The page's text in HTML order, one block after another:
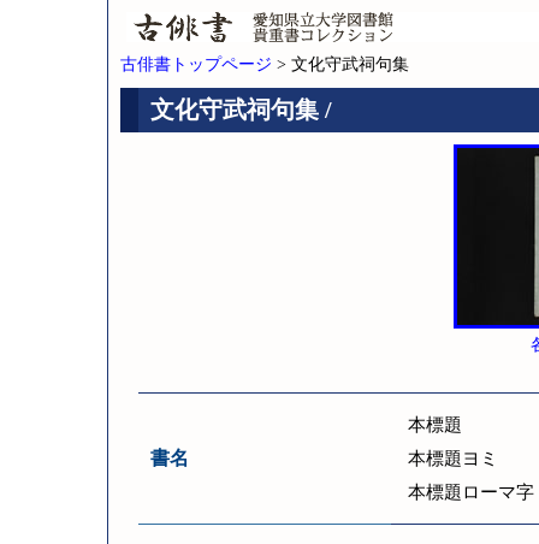
古俳書トップページ > 文化守武祠句集
文化守武祠句集 /
書名
本標題
本標題ヨミ
本標題ローマ字